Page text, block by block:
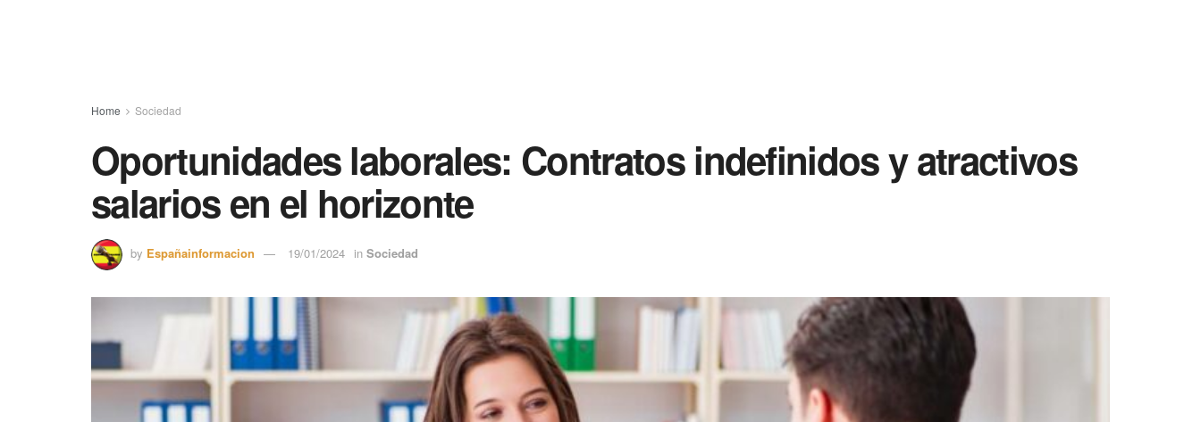
Home Sociedad
Oportunidades laborales: Contratos indefinidos y atractivos
salarios en el horizonte
by Españainformacion 19/01/2024 in Sociedad